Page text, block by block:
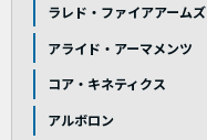
ラレド・ファイアアームズ
アライド・アーマメンツ
コア・キネティクス
アルボロン